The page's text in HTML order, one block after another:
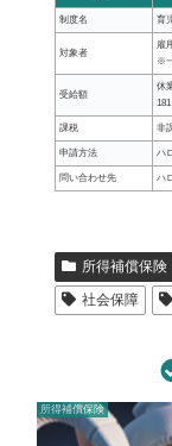
制度名 育
対象者
雇
※
受給額
休
課税 非
申請方法 ハ
問い合わせ先 ハ
所得補償保険
社会保障
所得補償保険